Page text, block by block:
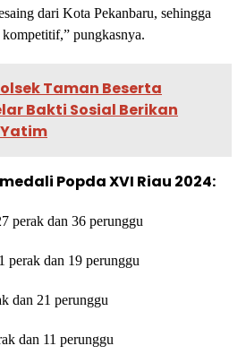
dari Kota Pekanbaru, sehingga
pungkasnya.
Taman Beserta
Bakti Sosial Berikan
Popda XVI Riau 2024:
perak dan 36 perunggu
perak dan 19 perunggu
dan 21 perunggu
dan 11 perunggu